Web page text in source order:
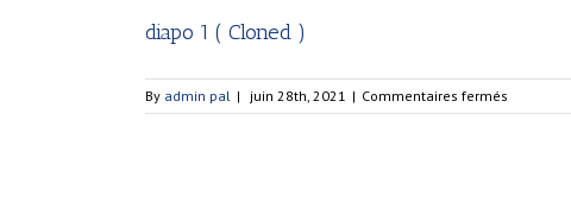
diapo 1 ( Cloned )
By admin pal | juin 28th, 2021 | Commentaires fermés
diapo